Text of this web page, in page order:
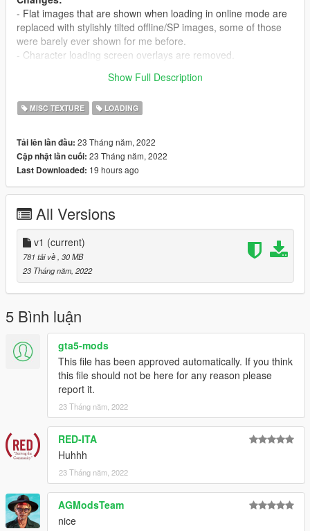
- Flat images that are shown when loading in online mode are
replaced with stylishly tilted offline/SP images, some of those
were barely ever shown for me before.
- Character loading screen overlays are removed.
All credits for game art go to Rockstar Games.
Show Full Description
MISC TEXTURE LOADING
Tải lên lần đầu: 23 Tháng năm, 2022
Cập nhật lần cuối: 23 Tháng năm, 2022
Last Downloaded: 19 hours ago
All Versions
v1 (current)
781 tải về , 30 MB
23 Tháng năm, 2022
5 Bình luận
gta5-mods
This file has been approved automatically. If you think
this file should not be here for any reason please
report it.
23 Tháng năm, 2022
RED-ITA
Huhhh
23 Tháng năm, 2022
AGModsTeam
nice